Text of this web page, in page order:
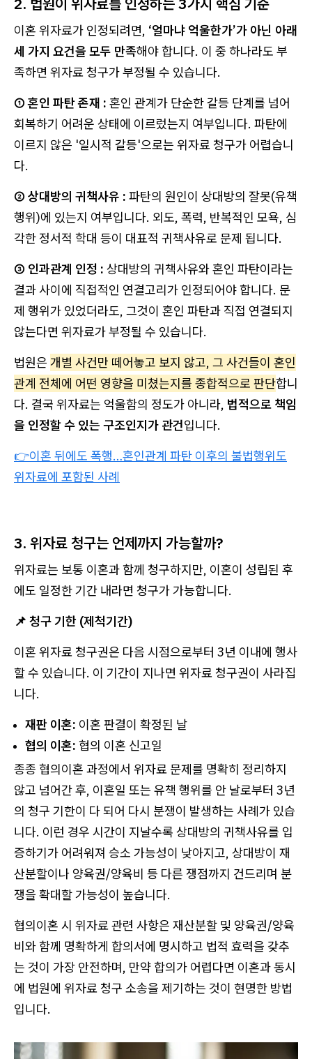
이혼 위자료가 인정되려면, ‘얼마냐 억울한가’가 아닌 아래
세 가지 요건을 모두 만족해야 합니다. 이 중 하나라도 부
족하면 위자료 청구가 부정될 수 있습니다.
① 혼인 파탄 존재 : 혼인 관계가 단순한 갈등 단계를 넘어
회복하기 어려운 상태에 이르렀는지 여부입니다. 파탄에
이르지 않은 '일시적 갈등'으로는 위자료 청구가 어렵습니
다.
② 상대방의 귀책사유 : 파탄의 원인이 상대방의 잘못(유책
행위)에 있는지 여부입니다. 외도, 폭력, 반복적인 모욕, 심
각한 정서적 학대 등이 대표적 귀책사유로 문제 됩니다.
③ 인과관계 인정 : 상대방의 귀책사유와 혼인 파탄이라는
결과 사이에 직접적인 연결고리가 인정되어야 합니다. 문
제 행위가 있었더라도, 그것이 혼인 파탄과 직접 연결되지
않는다면 위자료가 부정될 수 있습니다.
법원은 개별 사건만 떼어놓고 보지 않고, 그 사건들이 혼인
관계 전체에 어떤 영향을 미쳤는지를 종합적으로 판단합니
다. 결국 위자료는 억울함의 정도가 아니라, 법적으로 책임
을 인정할 수 있는 구조인지가 관건입니다.
👉이혼 뒤에도 폭행…혼인관계 파탄 이후의 불법행위도
위자료에 포함된 사례
3. 위자료 청구는 언제까지 가능할까?
위자료는 보통 이혼과 함께 청구하지만, 이혼이 성립된 후
에도 일정한 기간 내라면 청구가 가능합니다.
📌 청구 기한 (제척기간)
이혼 위자료 청구권은 다음 시점으로부터 3년 이내에 행사
할 수 있습니다. 이 기간이 지나면 위자료 청구권이 사라집
니다.
재판 이혼: 이혼 판결이 확정된 날
협의 이혼: 협의 이혼 신고일
종종 협의이혼 과정에서 위자료 문제를 명확히 정리하지
않고 넘어간 후, 이혼일 또는 유책 행위를 안 날로부터 3년
의 청구 기한이 다 되어 다시 분쟁이 발생하는 사례가 있습
니다. 이런 경우 시간이 지날수록 상대방의 귀책사유를 입
증하기가 어려워져 승소 가능성이 낮아지고, 상대방이 재
산분할이나 양육권/양육비 등 다른 쟁점까지 건드리며 분
쟁을 확대할 가능성이 높습니다.
협의이혼 시 위자료 관련 사항은 재산분할 및 양육권/양육
비와 함께 명확하게 합의서에 명시하고 법적 효력을 갖추
는 것이 가장 안전하며, 만약 합의가 어렵다면 이혼과 동시
에 법원에 위자료 청구 소송을 제기하는 것이 현명한 방법
입니다.